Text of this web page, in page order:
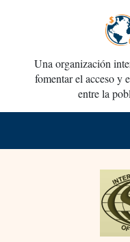
Una organización
fomentar el acceso y
entre la